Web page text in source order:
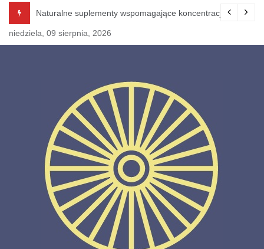
content
Naturalne suplementy wspomagające koncentrację i pamięć.
niedziela, 09 sierpnia, 2026